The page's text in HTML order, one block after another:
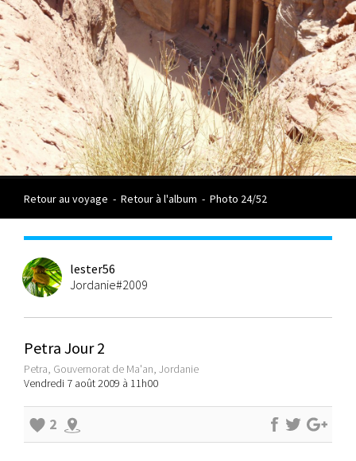
Retour au voyage - Retour à l'album - Photo 24/52
lester56
Jordanie#2009
Petra Jour 2
Petra, Gouvernorat de Ma'an, Jordanie
Vendredi 7 août 2009 à 11h00
2